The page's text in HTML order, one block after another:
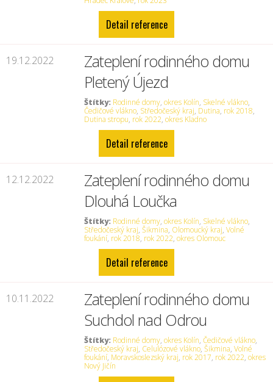
Detail reference
19.12.2022
Zateplení rodinného domu
Pletený Újezd
Štítky: Rodinné domy,okres Kolín, Skelné vlákno,
Čedičové vlákno, Středočeský kraj, Dutina, rok 2018,
Dutina stropu, rok 2022,okres Kladno
Detail reference
12.12.2022
Zateplení rodinného domu
Dlouhá Loučka
Štítky: Rodinné domy,okres Kolín, Skelné vlákno,
Středočeský kraj,Šikmina, Olomoucký kraj,Volné
foukání, rok 2018, rok 2022,okres Olomouc
Detail reference
10.11.2022
Zateplení rodinného domu
Suchdol nad Odrou
Štítky: Rodinné domy,okres Kolín,Čedičové vlákno,
Středočeský kraj, Celulózové vlákno,Šikmina,Volné
foukání, Moravskoslezský kraj, rok 2017, rok 2022,okres
Nový Jičín